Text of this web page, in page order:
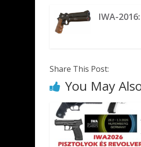
IWA-
Share This Post:
You May